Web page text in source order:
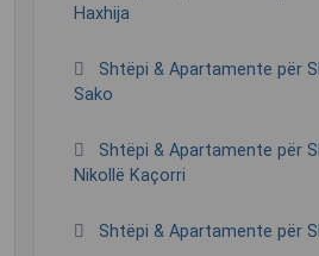
Haxhija
Shtëpi & Apartamente për
Sako
Shtëpi & Apartamente për
Nikollë Kaçorri
Shtëpi & Apartamente për